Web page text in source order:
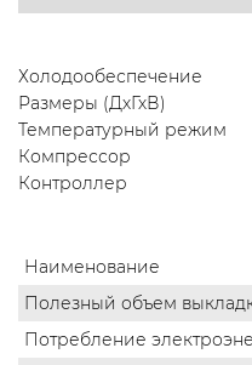
Холодообеспечение
Размеры (ДхГхВ)
Температурный режим
Компрессор
Контроллер
Наименование
Полезный объем
Потребление